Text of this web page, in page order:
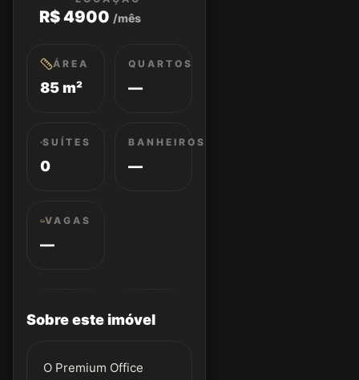
R$ 4900 /mês
ÁREA
85 m²
QUARTOS
—
SUÍTES
0
BANHEIROS
—
VAGAS
—
Sobre este imóvel
O Premium Office